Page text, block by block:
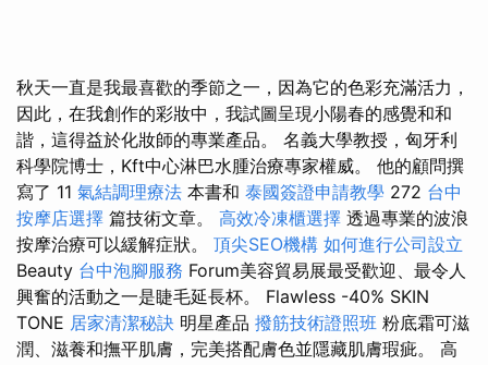
秋天一直是我最喜歡的季節之一，因為它的色彩充滿活力，
因此，在我創作的彩妝中，我試圖呈現小陽春的感覺和和
諧，這得益於化妝師的專業產品。 名義大學教授，匈牙利
科學院博士，Kft中心淋巴水腫治療專家權威。 他的顧問撰
寫了 11 氣結調理療法 本書和 泰國簽證申請教學 272 台中
按摩店選擇 篇技術文章。 高效冷凍櫃選擇 透過專業的波浪
按摩治療可以緩解症狀。 頂尖SEO機構 如何進行公司設立
Beauty 台中泡腳服務 Forum美容貿易展最受歡迎、最令人
興奮的活動之一是睫毛延長杯。 Flawless -40% SKIN
TONE 居家清潔秘訣 明星產品 撥筋技術證照班 粉底霜可滋
潤、滋養和撫平肌膚，完美搭配膚色並隱藏肌膚瑕疵。 高